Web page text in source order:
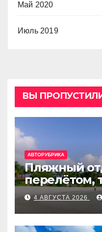
Май 2020
Июль 2019
ВЫ
АВТОРУБРИКА
Пляжный
перелётом,
отелем на
Турции,
и Европе
4 АВГУСТА 2026